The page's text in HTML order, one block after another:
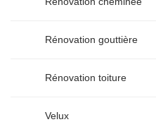
Rénovation gouttière
Rénovation toiture
Velux